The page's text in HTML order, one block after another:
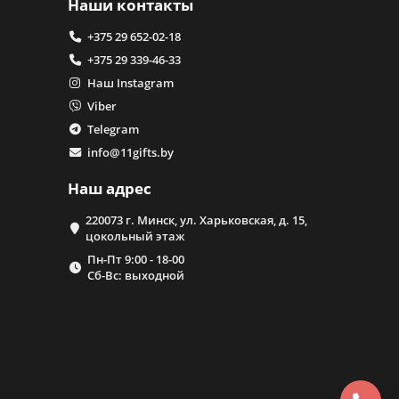
Наши контакты
+375 29 652-02-18
+375 29 339-46-33
Наш Instagram
Viber
Telegram
info@11gifts.by
Наш адрес
220073 г. Минск, ул. Харьковская, д. 15,
цокольный этаж
Пн-Пт 9:00 - 18-00
Сб-Вс: выходной